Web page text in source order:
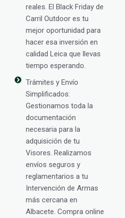
reales. El Black Friday de
Carril Outdoor es tu
mejor oportunidad para
hacer esa inversión en
calidad Leica que llevas
tiempo esperando.
Trámites y Envío
Simplificados:
Gestionamos toda la
documentación
necesaria para la
adquisición de tu
Visores. Realizamos
envíos seguros y
reglamentarios a tu
Intervención de Armas
más cercana en
Albacete. Compra online